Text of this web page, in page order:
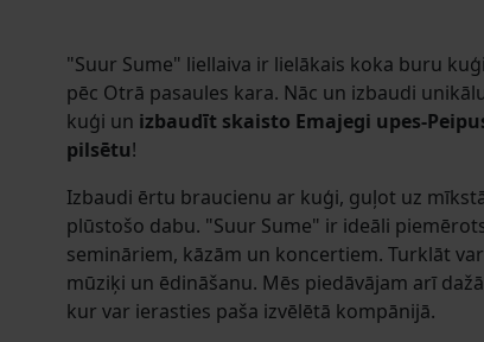
"Suur Sume" liellaiva ir lielākais koka buru
pēc Otrā pasaules kara. Nāc un izbaudi
kuģi un izbaudīt skaisto Emajegi upes-
pilsētu!
Izbaudi ērtu braucienu ar kuģi, guļot uz
plūstošo dabu. "Suur Sume" ir ideāli
semināriem, kāzām un koncertiem. Turklāt
mūziķi un ēdināšanu. Mēs piedāvājam arī
kur var ierasties paša izvēlētā kompānijā.